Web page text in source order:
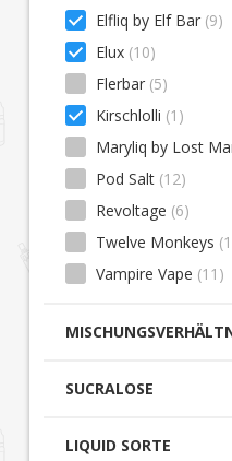
Elfliq by Elf Bar (9)
Elux (10)
Flerbar (5)
Kirschlolli (1)
Maryliq by Lost
Pod Salt (12)
Revoltage (6)
Twelve Monkeys
Vampire Vape (11)
SUCRALOSE
LIQUID SORTE